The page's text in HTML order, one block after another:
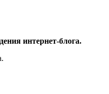
интернет-блога.